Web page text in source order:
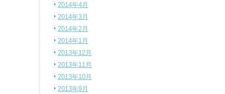
2014年4月
2014年3月
2014年2月
2014年1月
2013年12月
2013年11月
2013年10月
2013年9月